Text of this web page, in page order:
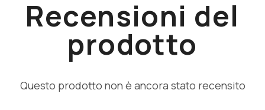
Recensioni del
prodotto
Questo prodotto non è ancora stato recensito